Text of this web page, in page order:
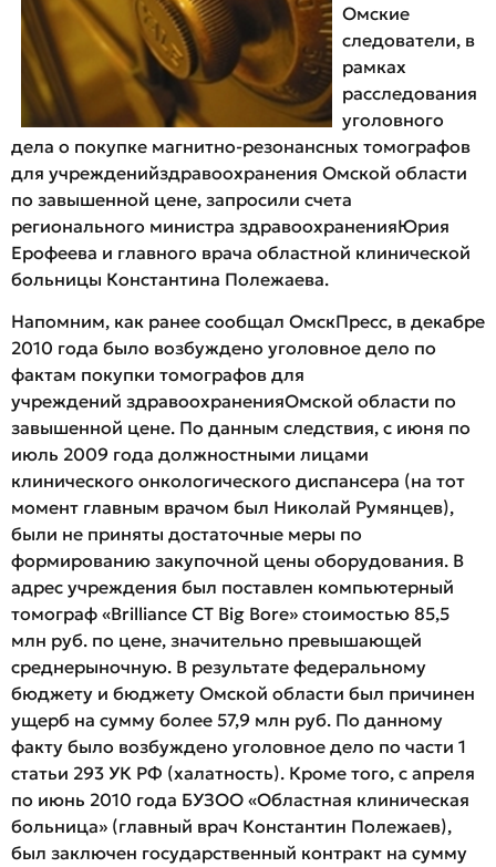
Омские
следователи, в
рамках
расследования
уголовного
дела о покупке магнитно-резонансных томографов
для учрежденийздравоохранения Омской области
по завышенной цене, запросили счета
регионального министра здравоохраненияЮрия
Ерофеева и главного врача областной клинической
больницы Константина Полежаева.
Напомним, как ранее сообщал ОмскПресс, в декабре
2010 года было возбуждено уголовное дело по
фактам покупки томографов для
учреждений здравоохраненияОмской области по
завышенной цене. По данным следствия, с июня по
июль 2009 года должностными лицами
клинического онкологического диспансера (на тот
момент главным врачом был Николай Румянцев),
были не приняты достаточные меры по
формированию закупочной цены оборудования. В
адрес учреждения был поставлен компьютерный
томограф «Brilliance CT Big Bore» стоимостью 85,5
млн руб. по цене, значительно превышающей
среднерыночную. В результате федеральному
бюджету и бюджету Омской области был причинен
ущерб на сумму более 57,9 млн руб. По данному
факту было возбуждено уголовное дело по части 1
статьи 293 УК РФ (халатность). Кроме того, с апреля
по июнь 2010 года БУЗОО «Областная клиническая
больница» (главный врач Константин Полежаев),
был заключен государственный контракт на сумму